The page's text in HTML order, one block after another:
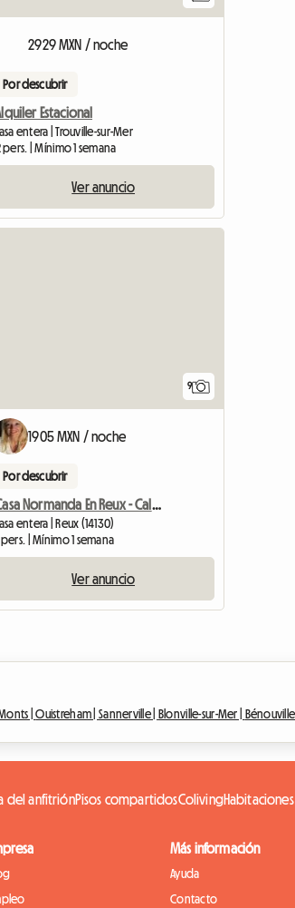
2929 MXN / noche
Por descubrir
Estacional
entera | Trouville-sur-Mer
pers. | Mínimo 1 semana
Ver anuncio
9
1905 MXN / noche
Por descubrir
Casa Normanda En Reux - Calvados
entera | Reux (14130)
| Mínimo 1 semana
Ver anuncio
|Ouistreham | Sannerville | Blonville-sur-Mer | Bénouville
del anfitriónPisos compartidosColiving
Más información
Ayuda
Contacto